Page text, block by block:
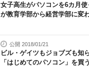
女子高生がパソコンを6カ月
が教育学部から経営学部に変
公開 2018/01/21
ビル・ゲイツもジョブズも知
「はじめてのパソコン」を買